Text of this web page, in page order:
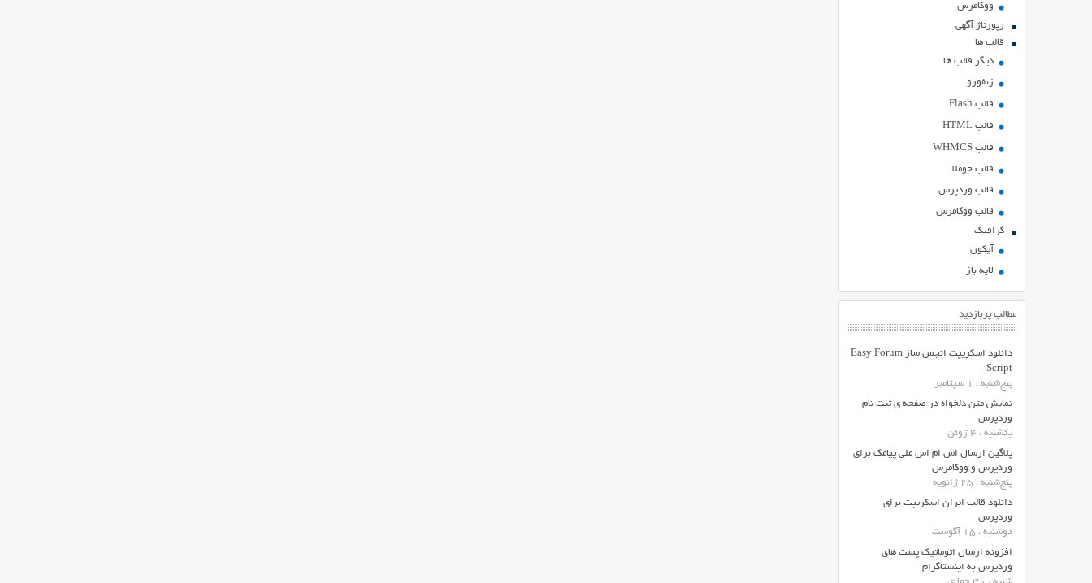
ووکامرس
رپورتاژ آگهی
قالب ها
دیگر قالب ها
زنفورو
قالب Flash
قالب HTML
قالب WHMCS
قالب جوملا
قالب وردپرس
قالب ووکامرس
گرافیک
آیکون
لایه باز
مطالب پربازدید
دانلود اسکریپت انجمن ساز Easy Forum
Script
پنج‌شنبه ، 1 سپتامبر
نمایش متن دلخواه در صفحه ی ثبت نام
وردپرس
یکشنبه ، 4 ژوئن
پلاگین ارسال اس ام اس ملی پیامک برای
وردپرس و ووکامرس
پنج‌شنبه ، 25 ژانویه
دانلود قالب ایران اسکریپت برای
وردپرس
دوشنبه ، 15 آگوست
افزونه ارسال اتوماتیک پست های
وردپرس به اینستاگرام